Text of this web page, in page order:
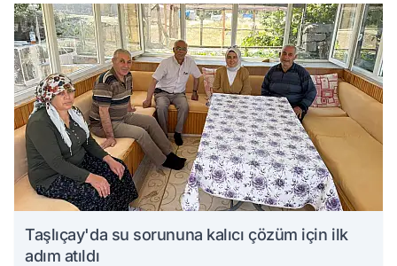
Taşlıçay'da su sorununa kalıcı çözüm için ilk
adım atıldı